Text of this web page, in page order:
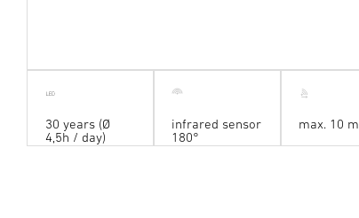
30 years (Ø
4,5h / day)
infrared sensor
180°
max. 10 m